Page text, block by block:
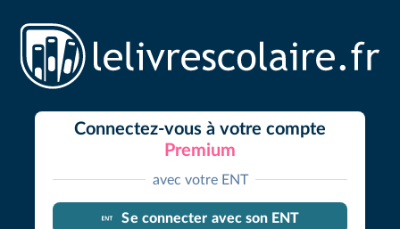
Connectez-vous à votre compte
Premium
avec votre ENT
Se connecter avec son ENT